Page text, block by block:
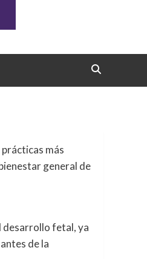
más
general de
desarrollo fetal, ya
de la